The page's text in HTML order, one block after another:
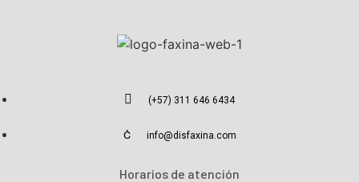
(+57) 311 646 6434
info@disfaxina.com
Horarios de atención